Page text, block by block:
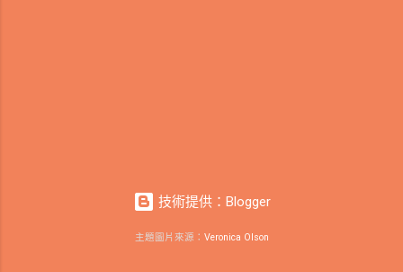
技術提供：Blogger
主題圖片來源： Veronica Olson